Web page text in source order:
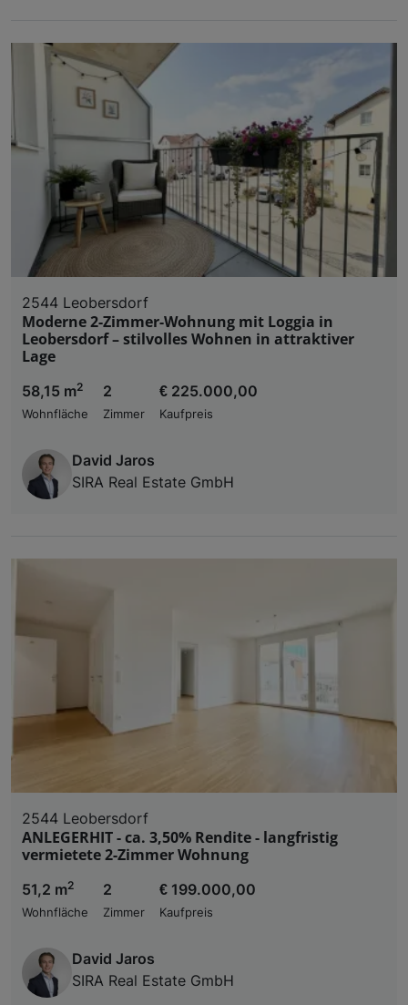
2544 Leobersdorf
Moderne 2-Zimmer-Wohnung mit Loggia in
Leobersdorf – stilvolles Wohnen in attraktiver
Lage
58,15 m2
Wohnfläche
2
Zimmer
€ 225.000,00
Kaufpreis
David Jaros
SIRA Real Estate GmbH
2544 Leobersdorf
ANLEGERHIT - ca. 3,50% Rendite - langfristig
vermietete 2-Zimmer Wohnung
51,2 m2
Wohnfläche
2
Zimmer
€ 199.000,00
Kaufpreis
David Jaros
SIRA Real Estate GmbH